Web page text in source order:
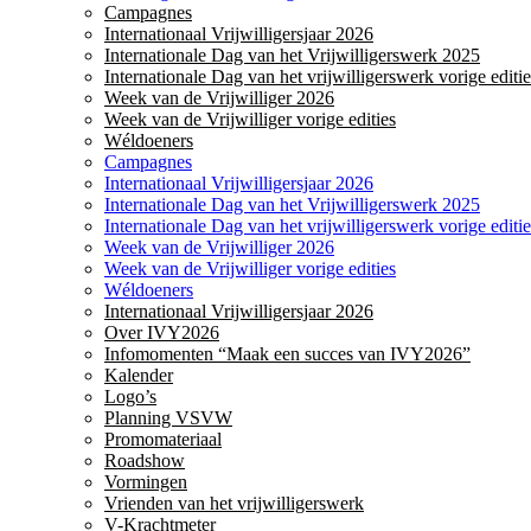
Campagnes
Internationaal Vrijwilligersjaar 2026
Internationale Dag van het Vrijwilligerswerk 2025
Internationale Dag van het vrijwilligerswerk vorige
Week van de Vrijwilliger 2026
Week van de Vrijwilliger vorige edities
Wéldoeners
Campagnes
Internationaal Vrijwilligersjaar 2026
Internationale Dag van het Vrijwilligerswerk 2025
Internationale Dag van het vrijwilligerswerk vorige
Week van de Vrijwilliger 2026
Week van de Vrijwilliger vorige edities
Wéldoeners
Internationaal Vrijwilligersjaar 2026
Over IVY2026
Infomomenten “Maak een succes van IVY2026”
Kalender
Logo’s
Planning VSVW
Promomateriaal
Roadshow
Vormingen
Vrienden van het vrijwilligerswerk
V-Krachtmeter